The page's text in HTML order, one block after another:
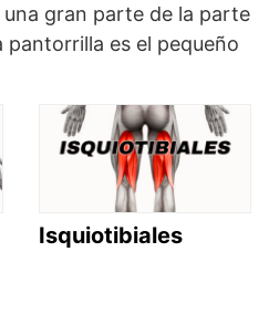
gran parte de la parte
pantorrilla es el pequeño
Isquiotibiales